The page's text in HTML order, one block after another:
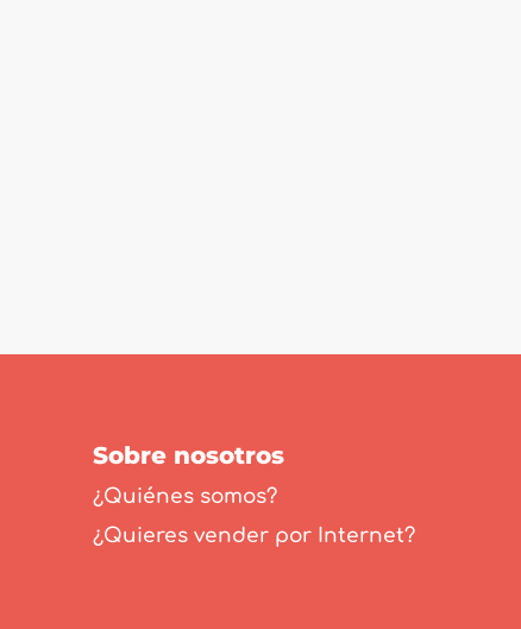
Sobre nosotros
¿Quiénes somos?
¿Quieres vender por Internet?